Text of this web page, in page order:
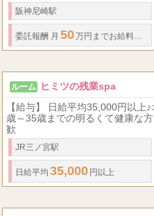
阪神尼崎駅
委託報酬 月 50万円までお給料保証可能です。 ↓全額完全日払いにてお支払いいた
ルーム
ヒミツの残業spa
【給与】 日給平均35,000円以上
歳～35歳までの明るくて健康な
歓
JR三ノ宮駅
日給平均 35,000 円以上